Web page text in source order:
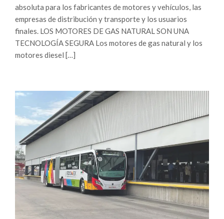
absoluta para los fabricantes de motores y vehículos, las
empresas de distribución y transporte y los usuarios
finales. LOS MOTORES DE GAS NATURAL SON UNA
TECNOLOGÍA SEGURA Los motores de gas natural y los
motores diesel […]